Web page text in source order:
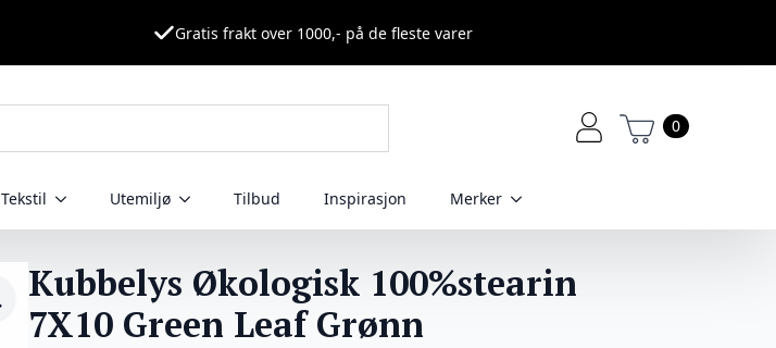
Gratis frakt over 1000,- på de fleste varer
0
Tekstil Utemiljø Tilbud Inspirasjon Merker
Kubbelys Økologisk 100%stearin
7X10 Green Leaf Grønn